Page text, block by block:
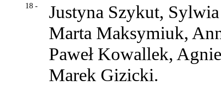
18 -
Justyna Szykut,
Marta Maksymiuk,
Paweł Kowallek,
Marek Gizicki.